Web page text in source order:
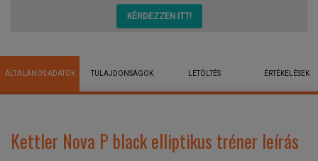
KÉRDEZZEN ITT!
ÁLTALÁNOS ADATOK TULAJDONSÁGOK LETÖLTÉS ÉRTÉKELÉSEK
Kettler Nova P black elliptikus tréner leírás